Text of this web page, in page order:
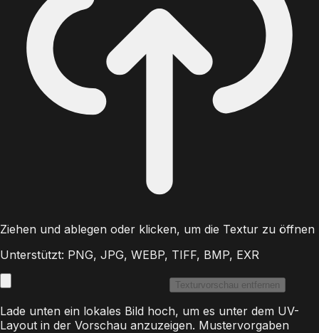
Ziehen und ablegen oder klicken, um die Textur zu öffnen
Unterstützt: PNG, JPG, WEBP, TIFF, BMP, EXR
Texturvorschau entfernen
Lade unten ein lokales Bild hoch, um es unter dem UV-
Layout in der Vorschau anzuzeigen. Mustervorgaben